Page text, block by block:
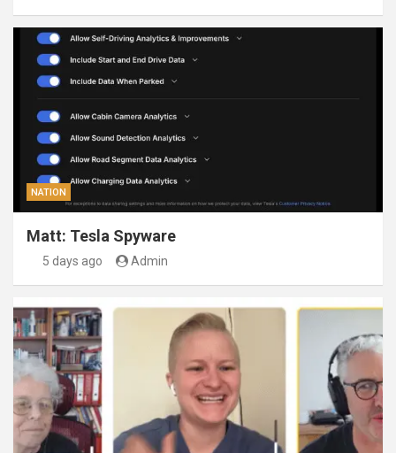
NATION
Matt: Tesla Spyware
5 days ago Admin